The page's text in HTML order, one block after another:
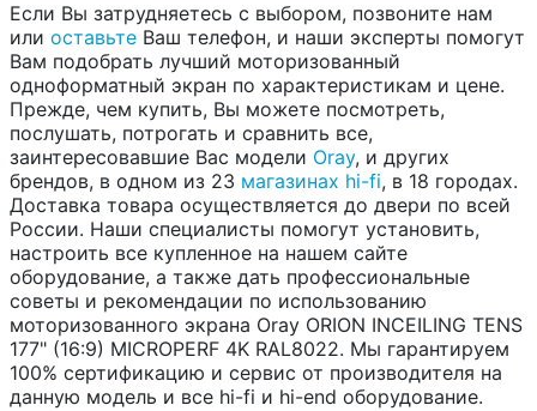
Если Вы затрудняетесь с выбором, позвоните нам
или оставьте Ваш телефон, и наши эксперты помогут
Вам подобрать лучший моторизованный
одноформатный экран по характеристикам и цене.
Прежде, чем купить, Вы можете посмотреть,
послушать, потрогать и сравнить все,
заинтересовавшие Вас модели Oray, и других
брендов, в одном из 23 магазинах hi-fi, в 18 городах.
Доставка товара осуществляется до двери по всей
России. Наши специалисты помогут установить,
настроить все купленное на нашем сайте
оборудование, а также дать профессиональные
советы и рекомендации по использованию
моторизованного экрана Oray ORION INCEILING TENS
177" (16:9) MICROPERF 4K RAL8022. Мы гарантируем
100% сертификацию и сервис от производителя на
данную модель и все hi-fi и hi-end оборудование.